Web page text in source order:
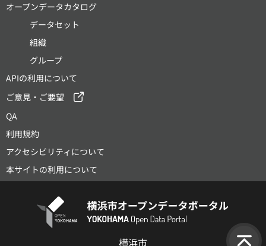
オープンデータカタログ
データセット
組織
グループ
APIの利用について
ご意見・ご要望
QA
利用規約
アクセシビリティについて
本サイトの利用について
横浜市